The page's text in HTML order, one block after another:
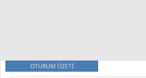
OTURUM ÖZETİ